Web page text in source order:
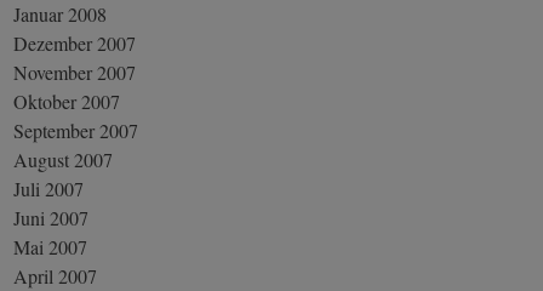
Januar 2008
Dezember 2007
November 2007
Oktober 2007
September 2007
August 2007
Juli 2007
Juni 2007
Mai 2007
April 2007